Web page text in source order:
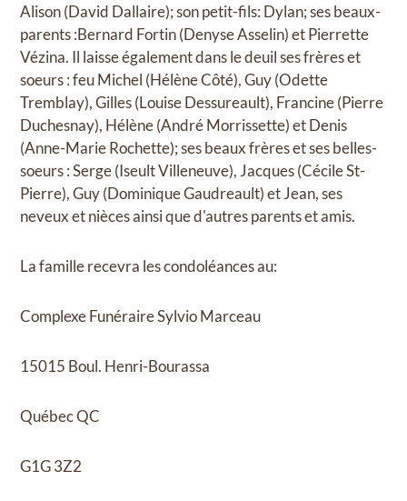
Alison (David Dallaire); son petit-fils: Dylan; ses beaux-
parents :Bernard Fortin (Denyse Asselin) et Pierrette
Vézina. Il laisse également dans le deuil ses frères et
soeurs : feu Michel (Hélène Côté), Guy (Odette
Tremblay), Gilles (Louise Dessureault), Francine (Pierre
Duchesnay), Hélène (André Morrissette) et Denis
(Anne-Marie Rochette); ses beaux frères et ses belles-
soeurs : Serge (Iseult Villeneuve), Jacques (Cécile St-
Pierre), Guy (Dominique Gaudreault) et Jean, ses
neveux et nièces ainsi que d'autres parents et amis.
La famille recevra les condoléances au:
Complexe Funéraire Sylvio Marceau
15015 Boul. Henri-Bourassa
Québec QC
G1G 3Z2